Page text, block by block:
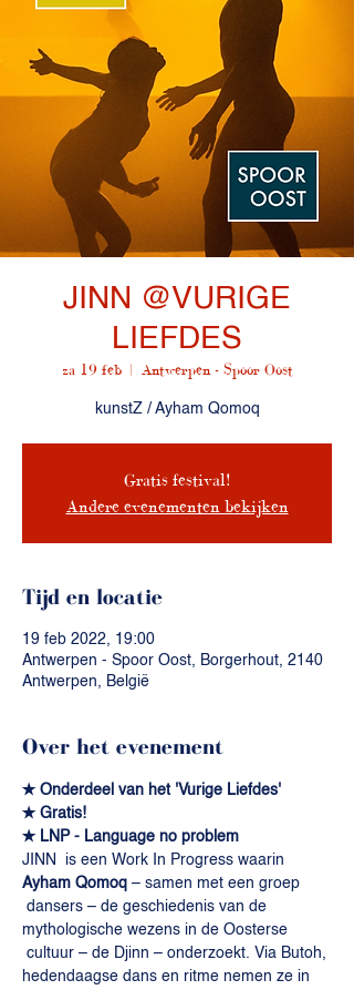
JINN @VURIGE
LIEFDES
za 19 feb
  |
Antwerpen - Spoor Oost
kunstZ / Ayham Qomoq
Gratis festival!
Andere evenementen bekijken
Tijd en locatie
19 feb 2022, 19:00
Antwerpen - Spoor Oost, Borgerhout, 2140
Antwerpen, België
Over het evenement
✭ Onderdeel van het 'Vurige Liefdes'
✭ Gratis!
✭ LNP - Language no problem
JINN  is een Work In Progress waarin
Ayham Qomoq – samen met een groep
dansers – de geschiedenis van de
mythologische wezens in de Oosterse
cultuur – de Djinn – onderzoekt. Via Butoh,
hedendaagse dans en ritme nemen ze in